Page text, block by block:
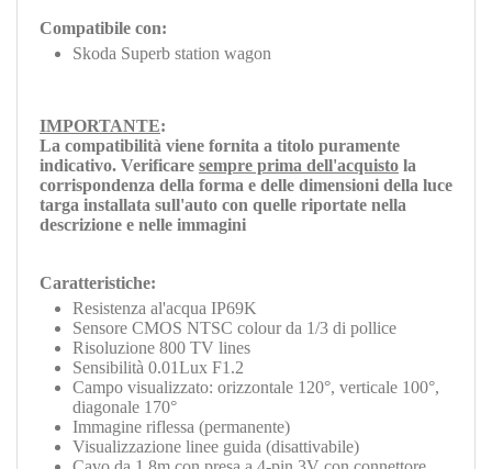
Compatibile con:
Skoda Superb station wagon
IMPORTANTE:
La compatibilità viene fornita a titolo puramente
indicativo. Verificare sempre prima dell'acquisto la
corrispondenza della forma e delle dimensioni della luce
targa installata sull'auto con quelle riportate nella
descrizione e nelle immagini
Caratteristiche:
Resistenza al'acqua IP69K
Sensore CMOS NTSC colour da 1/3 di pollice
Risoluzione 800 TV lines
Sensibilità 0.01Lux F1.2
Campo visualizzato: orizzontale 120°, verticale 100°,
diagonale 170°
Immagine riflessa (permanente)
Visualizzazione linee guida (disattivabile)